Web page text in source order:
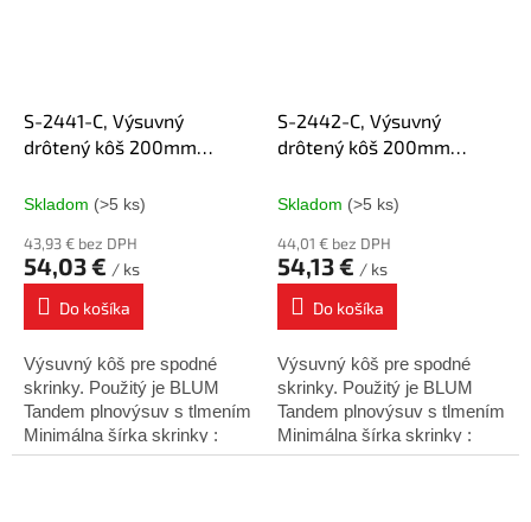
S-2441-C, Výsuvný
drôtený kôš 200mm
plnovýsuv
Skladom (>5 ks)
43,93 € bez DPH
54,03 € / ks
Do košíka
Výsuvný kôš pre spodné
skrinky. Použitý je BLUM
Tandem plnovýsuv s tlmením
Minimálna šírka skrinky :
200mm Minimálna hĺbka
S-2442-C, Výsuvný
drôtený kôš 200mm
plnovýsuv
Skladom (>5 ks)
44,01 € bez DPH
54,13 € / ks
Do košíka
Výsuvný kôš pre spodné
skrinky. Použitý je BLUM
Tandem plnovýsuv s tlmením
Minimálna šírka skrinky :
200mm Minimálna hĺbka